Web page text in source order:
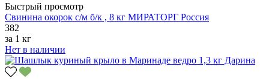
Быстрый просмотр
Свинина окорок с/м б/к , 8 кг МИРАТОРГ Россия
382
за 1 кг
Нет в наличии